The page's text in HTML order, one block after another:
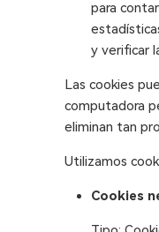
para
y verificar
Las cookies
computadora
eliminan tan
Utilizamos
Cookies